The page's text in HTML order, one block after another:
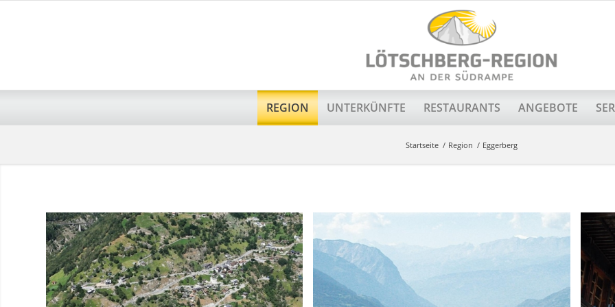
REGION UNTERKÜNFTE RESTAURANTS ANGEBOTE
Startseite / Region / Eggerberg